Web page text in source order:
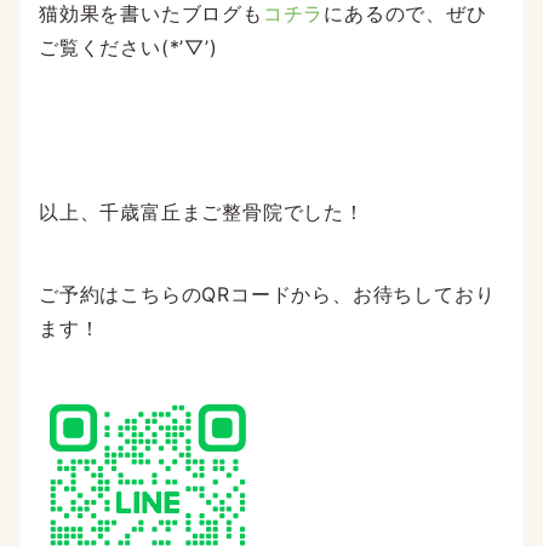
猫効果を書いたブログも コチラ にあるので、ぜひ
ご覧ください(*’▽’)
以上、千歳富丘まご整骨院でした！
ご予約はこちらのQRコードから、お待ちしており
ます！